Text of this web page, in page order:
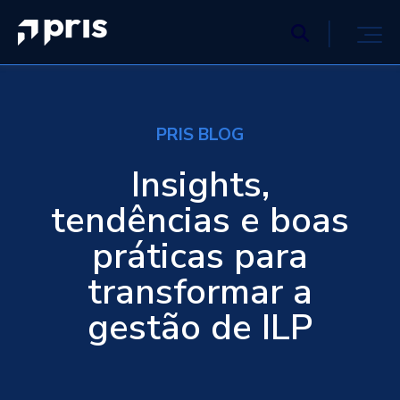
PRIS BLOG
Insights,
tendências e boas
práticas para
transformar a
gestão de ILP